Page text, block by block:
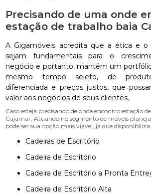
Precisando de uma onde
estação de trabalho baia
A Gigamóveis acredita que a ética e
sejam fundamentais para o
negócio e portanto, mantém um
mesmo tempo seleto, de
diferenciada e preços justos, que
valor aos negócios de seus clientes.
Caso esteja precisando de onde encontro estação
Cajamar, Atuando no segmento de móveis
pode ser sua opção mais viável, já que
Cadeiras de Escritório
Cadeira de Escritório
Cadeira de Escritório a Pronta
Cadeira de Escritório Alta